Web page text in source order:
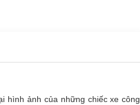
hình ảnh của những chiếc xe công